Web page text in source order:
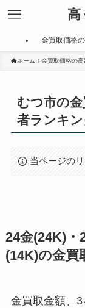
高
金買取価格
ホーム 金買取価格の高
むつ市の
者ランキン
当ページの
24金(24K)・
(14K)の金買
金買取金額、3